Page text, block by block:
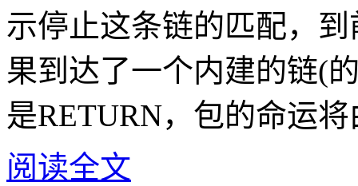
示停止这条链的匹配，
果到达了一个内建的链(
是RETURN，包的命运
阅读全文